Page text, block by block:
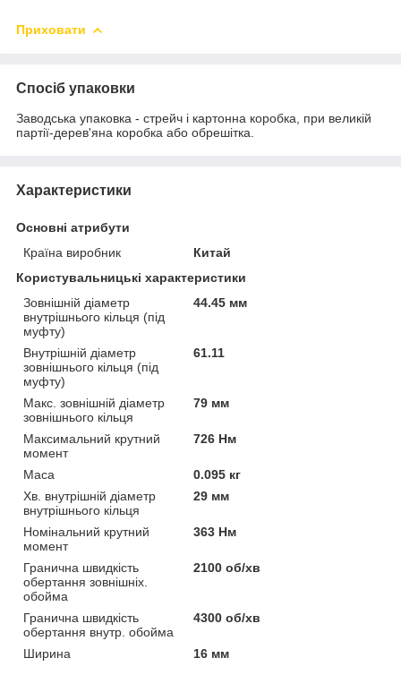
Приховати
Спосіб упаковки
Заводська упаковка - стрейч і картонна коробка, при великій
партії-дерев'яна коробка або обрешітка.
Характеристики
Основні атрибути
Країна виробник
Китай
Користувальницькі характеристики
Зовнішній діаметр
внутрішнього кільця (під
муфту)
44.45 мм
Внутрішній діаметр
зовнішнього кільця (під
муфту)
61.11
Макс. зовнішній діаметр
зовнішнього кільця
79 мм
Максимальний крутний
момент
726 Нм
Маса
0.095 кг
Хв. внутрішній діаметр
внутрішнього кільця
29 мм
Номінальний крутний
момент
363 Нм
Гранична швидкість
обертання зовнішніх.
обойма
2100 об/хв
Гранична швидкість
обертання внутр. обойма
4300 об/хв
Ширина 16 мм